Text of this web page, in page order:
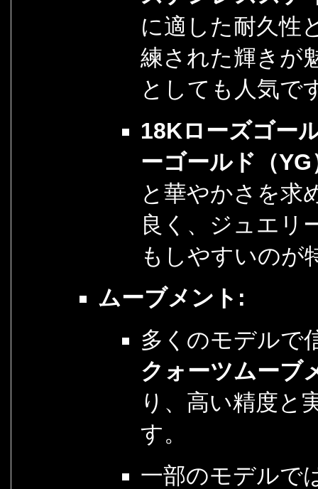
に適した耐久性
練された輝きが
としても人気で
18Kローズゴー
ーゴールド（YG
と華やかさを求
良く、ジュエリ
もしやすいのが
ムーブメント:
多くのモデルで
クォーツムーブ
り、高い精度と
す。
一部のモデルで